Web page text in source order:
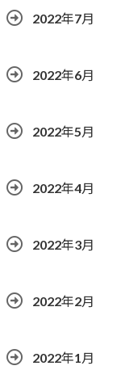
2022年7月
2022年6月
2022年5月
2022年4月
2022年3月
2022年2月
2022年1月